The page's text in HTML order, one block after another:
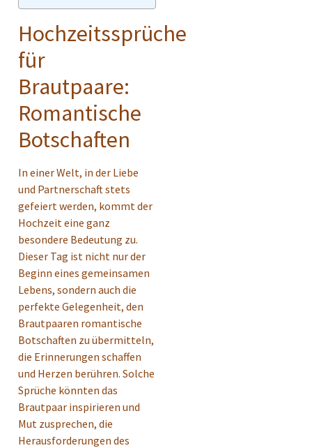
Hochzeitssprüche
für
Brautpaare:
Romantische
Botschaften
In einer Welt, in der Liebe
und Partnerschaft stets
gefeiert werden, kommt der
Hochzeit eine ganz
besondere Bedeutung zu.
Dieser Tag ist nicht nur der
Beginn eines gemeinsamen
Lebens, sondern auch die
perfekte Gelegenheit, den
Brautpaaren romantische
Botschaften zu übermitteln,
die Erinnerungen schaffen
und Herzen berühren. Solche
Sprüche könnten das
Brautpaar inspirieren und
Mut zusprechen, die
Herausforderungen des